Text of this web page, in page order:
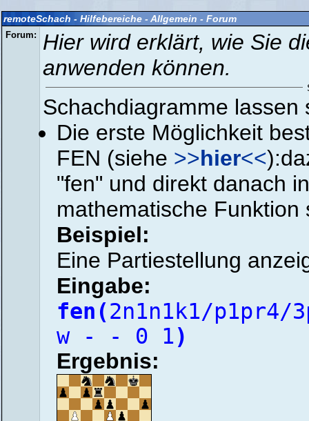
remoteSchach - Hilfebereiche - Allgemein - Forum
Forum:
Hier wird erklärt, wie Sie
anwenden können.
Schachdiagramme lassen
Die erste Möglichkeit
FEN (siehe >>hier<<
"fen" und direkt danach
mathematische Funktion
Beispiel:
Eine Partiestellung
Eingabe:
fen(2n1n1k1/p1pr4/
w - - 0 1)
Ergebnis: